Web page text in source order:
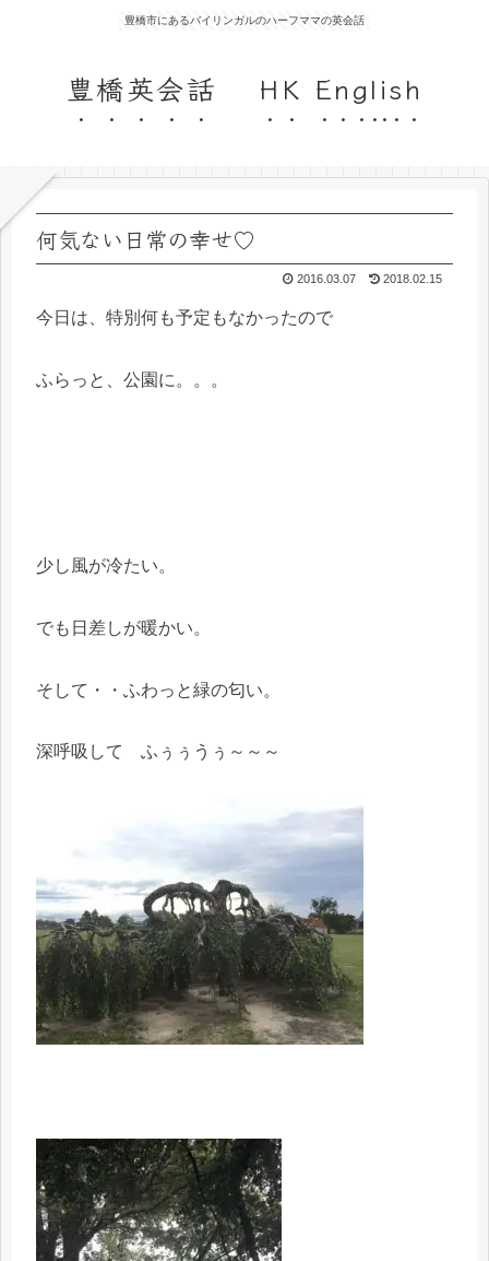
豊橋市にあるバイリンガルのハーフママの英会話
豊橋英会話 HK English
何気ない日常の幸せ♡
2016.03.07 2018.02.15
今日は、特別何も予定もなかったので
ふらっと、公園に。。。
少し風が冷たい。
でも日差しが暖かい。
そして・・ふわっと緑の匂い。
深呼吸して ふぅぅうぅ～～～